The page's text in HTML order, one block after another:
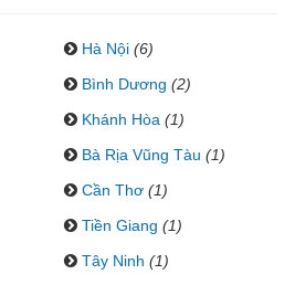
Hà Nội (6)
Bình Dương (2)
Khánh Hòa (1)
Bà Rịa Vũng Tàu (1)
Cần Thơ (1)
Tiền Giang (1)
Tây Ninh (1)